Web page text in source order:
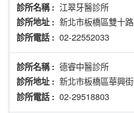
診所名稱 : 江翠牙醫診所
診所地址 : 新北市板橋區雙十
診所電話 : 02-22552033
診所名稱 : 德睿中醫診所
診所地址 : 新北市板橋區華興
診所電話 : 02-29518803